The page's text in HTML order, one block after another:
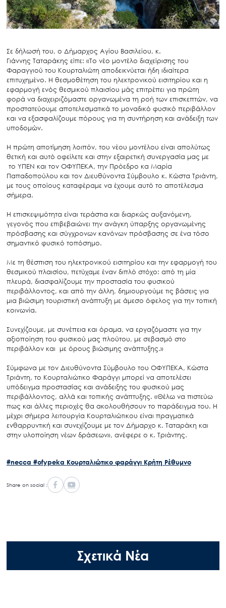
Search
for:
Ο.ΦΥ.ΠΕ.Κ.Α.
Άξονες δράσης
Σε δήλωσή του, ο Δήμαρχος Αγίου Βασιλείου, κ.
Γιάννης Ταταράκης είπε: «Το νέο μοντέλο διαχείρισης του
Φαραγγιού του Κουρταλιώτη αποδεικνύεται ήδη ιδιαίτερα
επιτυχημένο. Η θεσμοθέτηση του ηλεκτρονικού εισιτηρίου και η
εφαρμογή ενός θεσμικού πλαισίου μάς επιτρέπει για πρώτη
φορά να διαχειριζόμαστε οργανωμένα τη ροή των επισκεπτών, να
προστατεύουμε αποτελεσματικά το μοναδικό φυσικό περιβάλλον
και να εξασφαλίζουμε πόρους για τη συντήρηση και ανάδειξη των
υποδομών.
Η πρώτη αποτίμηση λοιπόν, του νέου μοντέλου είναι απολύτως
θετική και αυτό οφείλετε και στην εξαιρετική συνεργασία μας με
το ΥΠΕΝ και τον ΟΦΥΠΕΚΑ, την Πρόεδρο κα Μαρία
Παπαδοπούλου και τον Διευθύνοντα Σύμβουλο κ. Κώστα Τριάντη,
με τους οποίους καταφέραμε να έχουμε αυτό το αποτέλεσμα
σήμερα.
Η επισκεψιμότητα είναι τεράστια και διαρκώς αυξανόμενη,
γεγονός που επιβεβαιώνει την ανάγκη ύπαρξης οργανωμένης
πρόσβασης και σύγχρονων κανόνων πρόσβασης σε ένα τόσο
σημαντικό φυσικό τοπόσημο.
Με τη θέσπιση του ηλεκτρονικού εισιτηρίου και την εφαρμογή του
θεσμικού πλαισίου, πετύχαμε έναν διπλό στόχο: από τη μία
πλευρά, διασφαλίζουμε την προστασία του φυσικού
περιβάλλοντος, και από την άλλη, δημιουργούμε τις βάσεις για
μια βιώσιμη τουριστική ανάπτυξη με άμεσο όφελος για την τοπική
κοινωνία.
Συνεχίζουμε, με συνέπεια και όραμα, να εργαζόμαστε για την
αξιοποίηση του φυσικού μας πλούτου, με σεβασμό στο
περιβάλλον και με όρους βιώσιμης ανάπτυξης.»
Σύμφωνα με τον Διευθύνοντα Σύμβουλο του ΟΦΥΠΕΚΑ, Κώστα
Τριάντη, το Κουρταλιώτικο Φαράγγι μπορεί να αποτελέσει
υπόδειγμα προστασίας και ανάδειξης του φυσικού μας
περιβάλλοντος, αλλά και τοπικής ανάπτυξης. «Θέλω να πιστεύω
πως και άλλες περιοχές θα ακολουθήσουν το παράδειγμα του. Η
μέχρι σήμερα λειτουργία Κουρταλιώτικου είναι πραγματικά
ενθαρρυντική και συνεχίζουμε με τον Δήμαρχο κ. Ταταράκη και
στην υλοποίηση νέων δράσεων», ανέφερε ο κ. Τριάντης.
#necca #ofypeka Κουρταλιώτικο φαράγγι Κρήτη Ρέθυμνο
Share on social :
Σχετικά Νέα